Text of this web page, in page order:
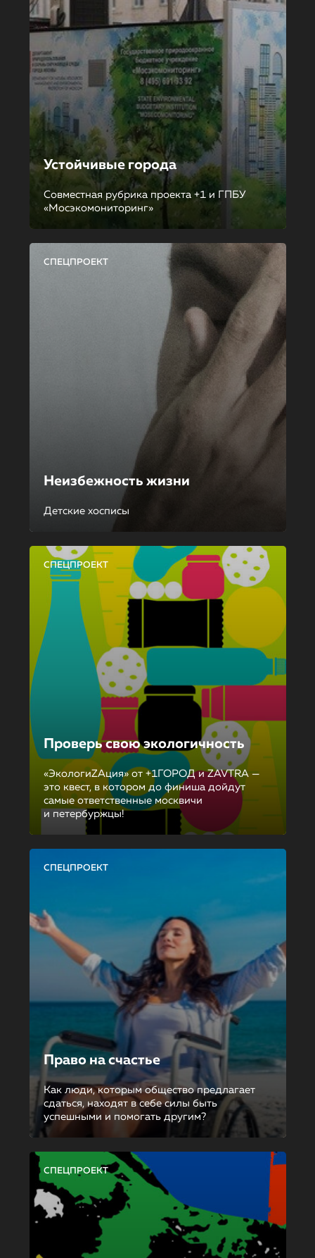
Устойчивые города
Совместная рубрика проекта +1 и ГПБУ
«Мосэкомониторинг»
СПЕЦПРОЕКТ
Неизбежность жизни
Детские хосписы
СПЕЦПРОЕКТ
Проверь свою экологичность
«ЭкологиZAция» от +1ГОРОД и ZAVTRA —
это квест, в котором до финиша дойдут
самые ответственные москвичи
и петербуржцы!
СПЕЦПРОЕКТ
Право на счастье
Как люди, которым общество предлагает
сдаться, находят в себе силы быть
успешными и помогать другим?
СПЕЦПРОЕКТ